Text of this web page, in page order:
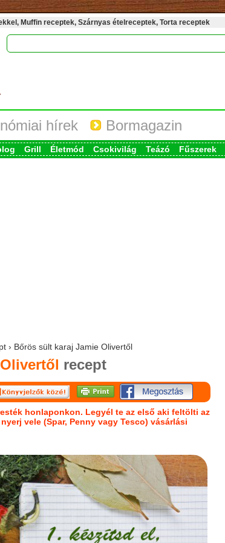
Muffin receptek, Szárnyas ételreceptek, Torta receptek
hírek Bormagazin
Grill Életmód Csokivilág Teázó Fűszerek
› Bőrös sült karaj Jamie Olivertől
recept
honlaponkon. Legyél te az első aki feltölti az
vele (Spar, Penny vagy Tesco) vásárlási